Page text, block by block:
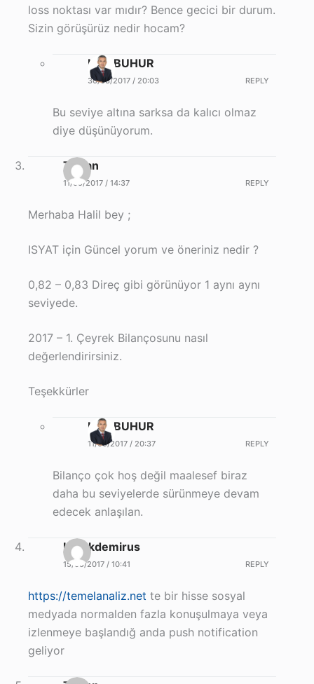
loss noktası var mıdır? Bence gecici bir durum.
Sizin görüşürüz nedir hocam?
Halil BUHUR
30/03/2017 / 20:03 REPLY
Bu seviye altına sarksa da kalıcı olmaz
diye düşünüyorum.
Taylan
11/05/2017 / 14:37 REPLY
Merhaba Halil bey ;
ISYAT için Güncel yorum ve öneriniz nedir ?
0,82 – 0,83 Direç gibi görünüyor 1 aynı aynı
seviyede.
2017 – 1. Çeyrek Bilançosunu nasıl
değerlendirirsiniz.
Teşekkürler
Halil BUHUR
11/05/2017 / 20:37 REPLY
Bilanço çok hoş değil maalesef biraz
daha bu seviyelerde sürünmeye devam
edecek anlaşılan.
burakdemirus
15/05/2017 / 10:41 REPLY
https://temelanaliz.net te bir hisse sosyal
medyada normalden fazla konuşulmaya veya
izlenmeye başlandığ anda push notification
geliyor